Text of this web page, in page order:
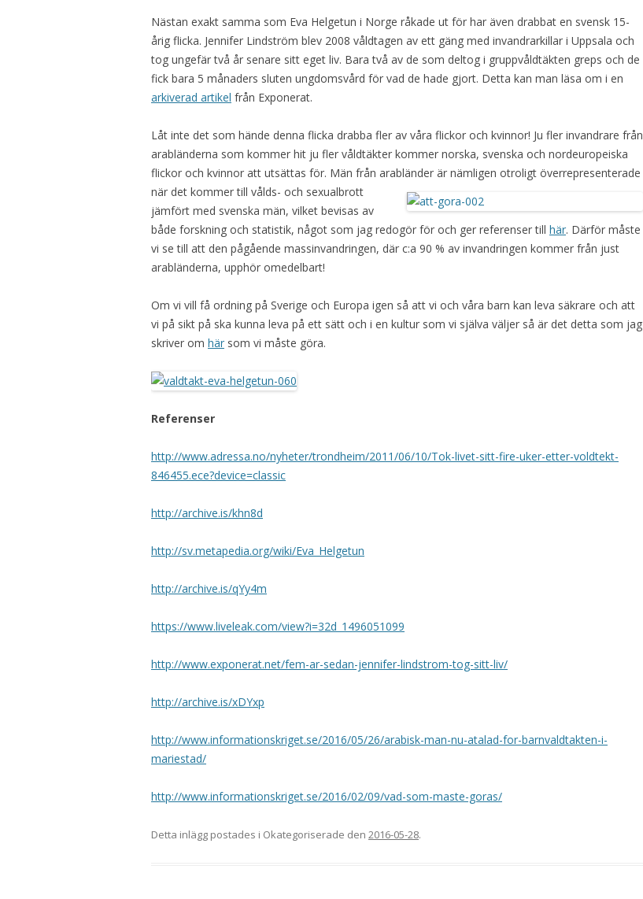
Nästan exakt samma som Eva Helgetun i Norge råkade ut för har även drabbat en svensk 15-
årig flicka. Jennifer Lindström blev 2008 våldtagen av ett gäng med invandrarkillar i Uppsala och
tog ungefär två år senare sitt eget liv. Bara två av de som deltog i gruppvåldtäkten greps och de
fick bara 5 månaders sluten ungdomsvård för vad de hade gjort. Detta kan man läsa om i en
arkiverad artikel från Exponerat.
Låt inte det som hände denna flicka drabba fler av våra flickor och kvinnor! Ju fler invandrare från
arabländerna som kommer hit ju fler våldtäkter kommer norska, svenska och nordeuropeiska
flickor och kvinnor att utsättas för. Män från arabländer är nämligen otroligt överrepresenterade
när det kommer till vålds- och sexualbrott
jämfört med svenska män, vilket bevisas av
både forskning och statistik, något som jag redogör för och ger referenser till här. Därför måste
vi se till att den pågående massinvandringen, där c:a 90 % av invandringen kommer från just
arabländerna, upphör omedelbart!
Om vi vill få ordning på Sverige och Europa igen så att vi och våra barn kan leva säkrare och att
vi på sikt på ska kunna leva på ett sätt och i en kultur som vi själva väljer så är det detta som jag
skriver om här som vi måste göra.
Referenser
http://www.adressa.no/nyheter/trondheim/2011/06/10/Tok-livet-sitt-fire-uker-etter-voldtekt-
846455.ece?device=classic
http://archive.is/khn8d
http://sv.metapedia.org/wiki/Eva_Helgetun
http://archive.is/qYy4m
https://www.liveleak.com/view?i=32d_1496051099
http://www.exponerat.net/fem-ar-sedan-jennifer-lindstrom-tog-sitt-liv/
http://archive.is/xDYxp
http://www.informationskriget.se/2016/05/26/arabisk-man-nu-atalad-for-barnvaldtakten-i-
mariestad/
http://www.informationskriget.se/2016/02/09/vad-som-maste-goras/
Detta inlägg postades i Okategoriserade den 2016-05-28.